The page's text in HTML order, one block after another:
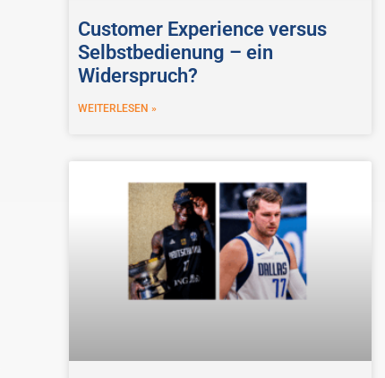
Customer Experience versus
Selbstbedienung – ein
Widerspruch?
WEITERLESEN »